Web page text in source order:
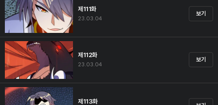
제111화
23.03.04
보기
제112화
23.03.04
보기
제113화